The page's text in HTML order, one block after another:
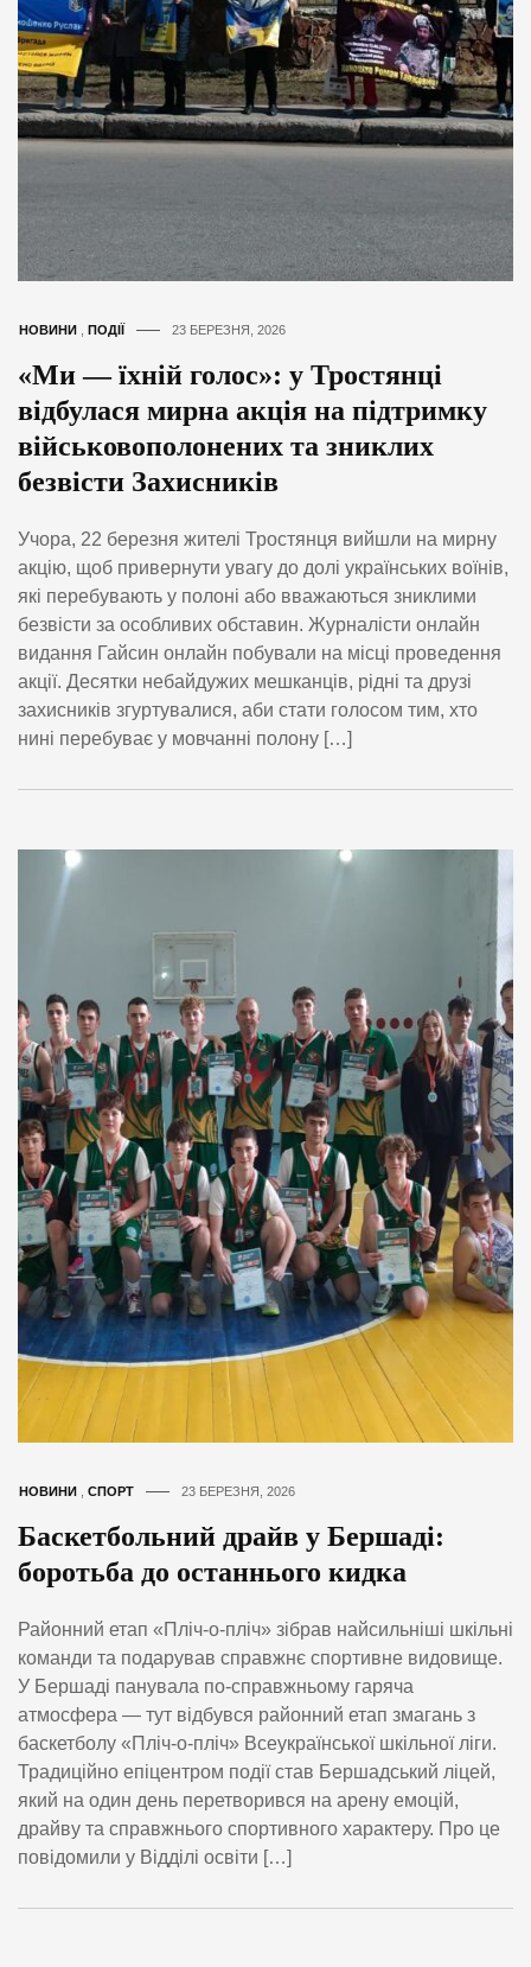
НОВИНИ , ПОДІЇ 23 БЕРЕЗНЯ, 2026
«Ми — їхній голос»: у Тростянці
відбулася мирна акція на підтримку
військовополонених та зниклих
безвісти Захисників
Учора, 22 березня жителі Тростянця вийшли на мирну
акцію, щоб привернути увагу до долі українських воїнів,
які перебувають у полоні або вважаються зниклими
безвісти за особливих обставин. Журналісти онлайн
видання Гайсин онлайн побували на місці проведення
акції. Десятки небайдужих мешканців, рідні та друзі
захисників згуртувалися, аби стати голосом тим, хто
нині перебуває у мовчанні полону […]
НОВИНИ СПОРТ 23 БЕРЕЗНЯ, 2026
Баскетбольний драйв у Бершаді:
боротьба до останнього кидка
Районний етап «Пліч-о-пліч» зібрав найсильніші шкільні
команди та подарував справжнє спортивне видовище.
У Бершаді панувала по-справжньому гаряча
атмосфера — тут відбувся районний етап змагань з
баскетболу «Пліч-о-пліч» Всеукраїнської шкільної ліги.
Традиційно епіцентром події став Бершадський ліцей,
який на один день перетворився на арену емоцій,
драйву та справжнього спортивного характеру. Про це
повідомили у Відділі освіти […]